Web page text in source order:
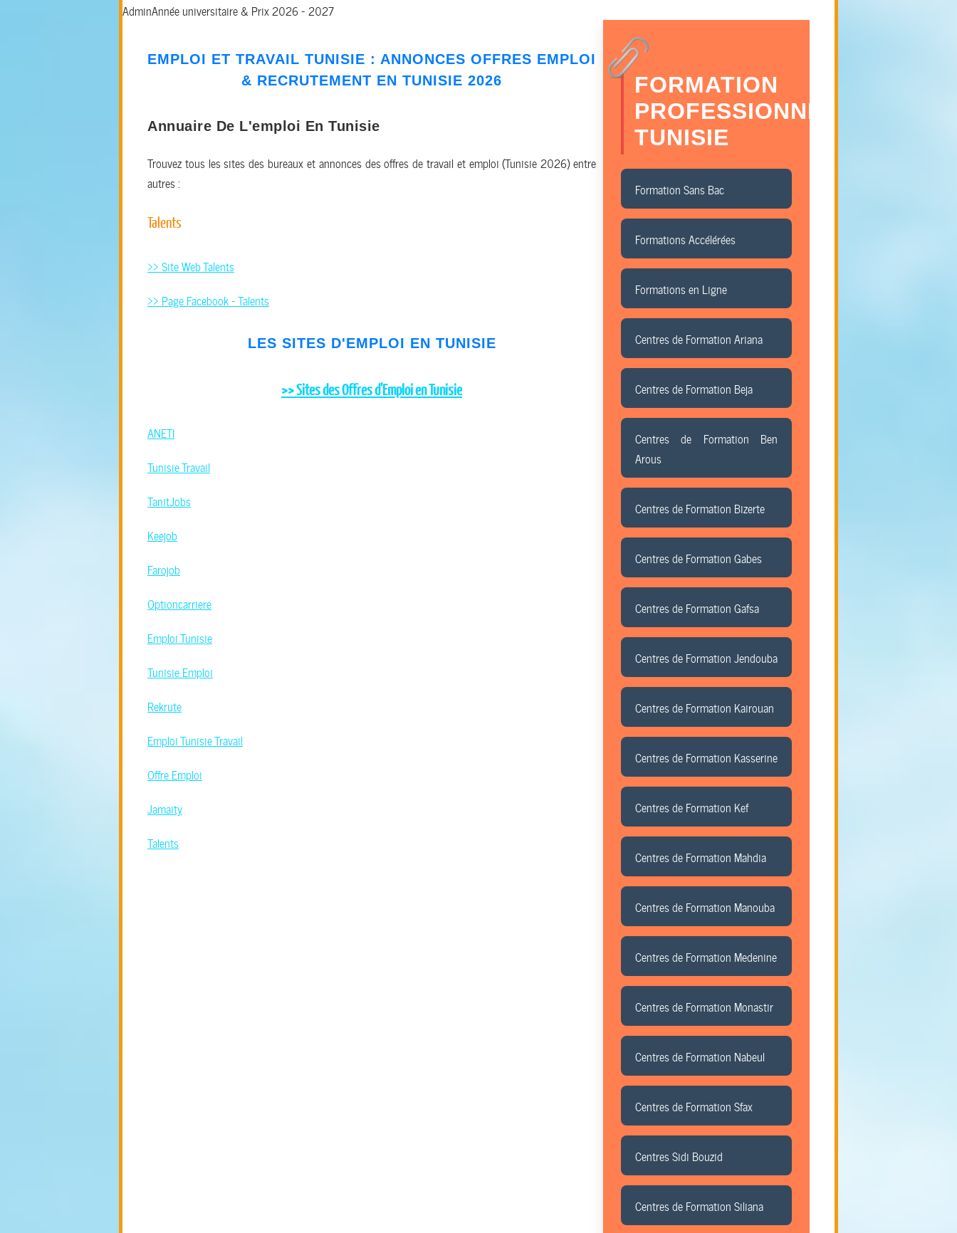
AdminAnnée universitaire & Prix 2026 - 2027
FORMATION
PROFESSIONNELLE
TUNISIE
Formation Sans Bac
Formations Accélérées
Formations en Ligne
Centres de Formation Ariana
Centres de Formation Beja
Centres de Formation Ben
Arous
Centres de Formation Bizerte
Centres de Formation Gabes
Centres de Formation Gafsa
Centres de Formation Jendouba
Centres de Formation Kairouan
Centres de Formation Kasserine
Centres de Formation Kef
Centres de Formation Mahdia
Centres de Formation Manouba
Centres de Formation Medenine
Centres de Formation Monastir
Centres de Formation Nabeul
Centres de Formation Sfax
Centres Sidi Bouzid
Centres de Formation Siliana
EMPLOI ET TRAVAIL TUNISIE : ANNONCES OFFRES EMPLOI
& RECRUTEMENT EN TUNISIE 2026
Annuaire De L'emploi En Tunisie
Trouvez tous les sites des bureaux et annonces des offres de travail et emploi (Tunisie 2026) entre
autres :
Talents
>> Site Web Talents
>> Page Facebook - Talents
LES SITES D'EMPLOI EN TUNISIE
>> Sites des Offres d'Emploi en Tunisie
ANETI
Tunisie Travail
TanitJobs
Keejob
Farojob
Optioncarriere
Emploi Tunisie
Tunisie Emploi
Rekrute
Emploi Tunisie Travail
Offre Emploi
Jamaity
Talents